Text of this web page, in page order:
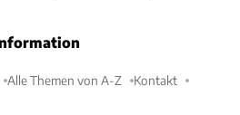
Alle Themen von A-Z Kontakt